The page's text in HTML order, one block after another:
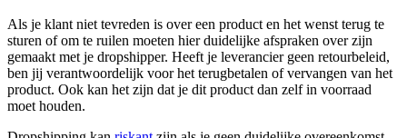
Als je klant niet tevreden is over een product en het wenst terug te
sturen of om te ruilen moeten hier duidelijke afspraken over zijn
gemaakt met je dropshipper. Heeft je leverancier geen retourbeleid,
ben jij verantwoordelijk voor het terugbetalen of vervangen van het
product. Ook kan het zijn dat je dit product dan zelf in voorraad
moet houden.